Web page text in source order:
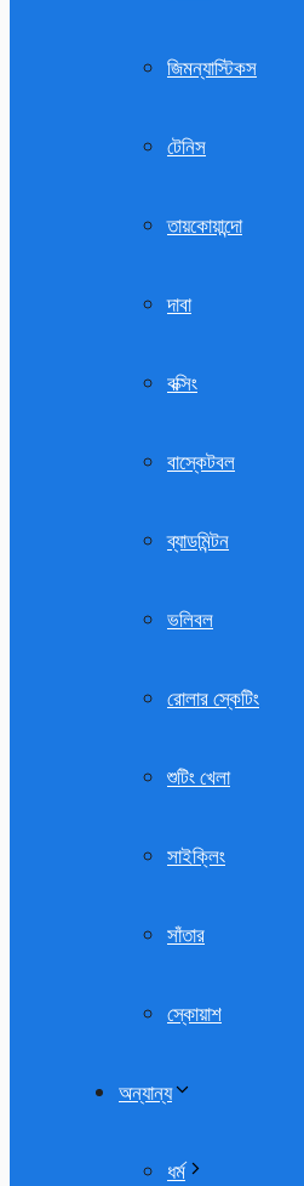
জিমন্যাস্টিকস
টেনিস
তায়কোয়ান্দো
দাবা
বক্সিং
বাস্কেটবল
ব্যাডমিন্টন
ভলিবল
রোলার স্কেটিং
শুটিং খেলা
সাইক্লিং
সাঁতার
স্কোয়াশ
অন্যান্য
ধর্ম